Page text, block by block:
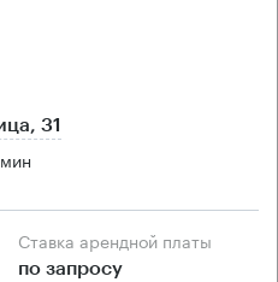
31
Ставка арендной платы
по запросу